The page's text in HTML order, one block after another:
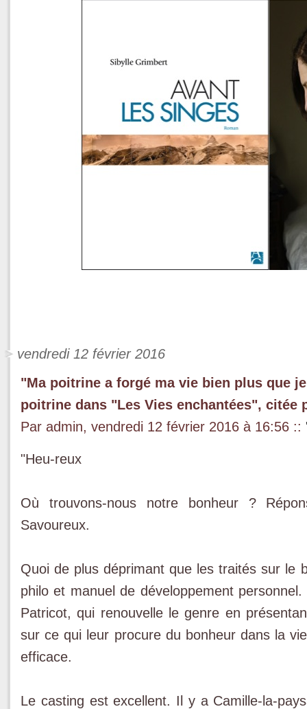
vendredi 12 février 2016
"Ma poitrine a forgé ma vie bien plus que
poitrine dans "Les Vies enchantées", citée
Par admin, vendredi 12 février 2016 à 16:56 ::
"Heu-reux
Où trouvons-nous notre bonheur ?
Savoureux.
Quoi de plus déprimant que les traités sur le
philo et manuel de développement
Patricot, qui renouvelle le genre en
sur ce qui leur procure du bonheur dans la
efficace.
Le casting est excellent. Il y a Camille-la-